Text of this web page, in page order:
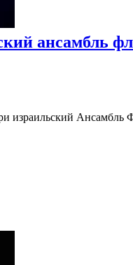
ансамбль
израильский Ансамбль